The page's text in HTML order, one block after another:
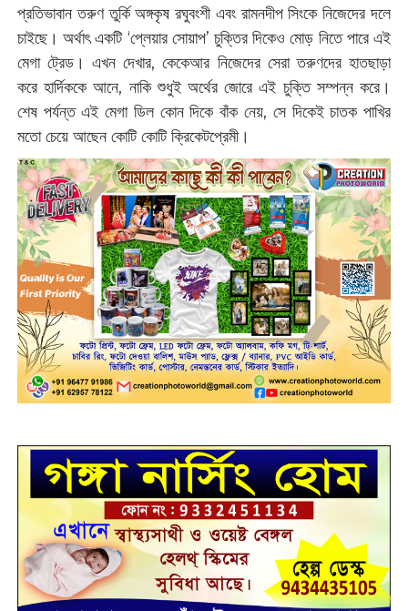
প্রতিভাবান তরুণ তুর্কি অঙ্গকৃষ রঘুবংশী এবং রামনদীপ সিংকে নিজেদের দলে
চাইছে। অর্থাৎ একটি ‘প্লেয়ার সোয়াপ’ চুক্তির দিকেও মোড় নিতে পারে এই
মেগা ট্রেড। এখন দেখার, কেকেআর নিজেদের সেরা তরুণদের হাতছাড়া
করে হার্দিককে আনে, নাকি শুধুই অর্থের জোরে এই চুক্তি সম্পন্ন করে।
শেষ পর্যন্ত এই মেগা ডিল কোন দিকে বাঁক নেয়, সে দিকেই চাতক পাখির
মতো চেয়ে আছেন কোটি কোটি ক্রিকেটপ্রেমী।‌